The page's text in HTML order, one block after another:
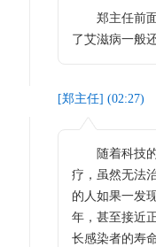
郑主任前面
了艾滋病一般
[郑主任] (02:27)
随着科技的
疗，虽然无法
的人如果一发
年，甚至接近
长感染者的寿